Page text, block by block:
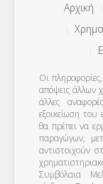
Αρχική
Οι
απόψεις άλλων
άλλες
εξοικείωση
θα πρέπει να
παραγώγων,
αντιστοιχούν
Συμβόλαια